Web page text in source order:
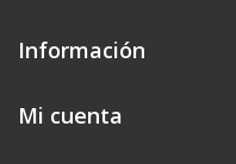
Información
Mi cuenta